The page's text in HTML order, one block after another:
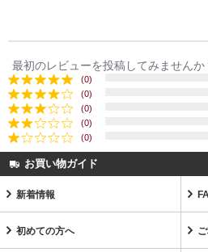
最初のレビューを投稿してみませんか
(0)
(0)
(0)
(0)
(0)
お買い物ガイド
新着情報
初めての方へ